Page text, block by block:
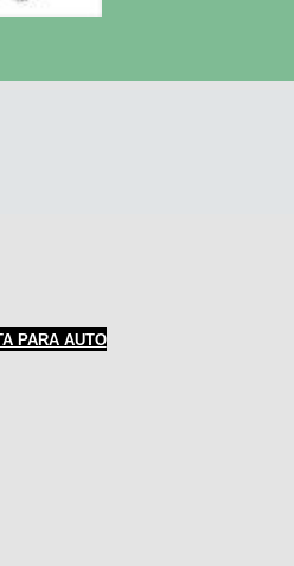
PARA AUTO